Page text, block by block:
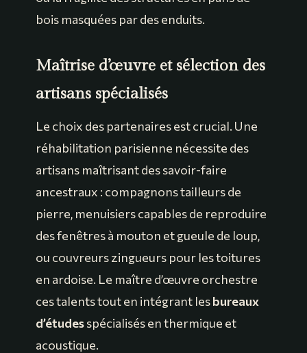
bois masquées par des enduits.
Maîtrise d’œuvre et sélection des
artisans spécialisés
Le choix des partenaires est crucial. Une
réhabilitation parisienne nécessite des
artisans maîtrisant des savoir-faire
ancestraux : compagnons tailleurs de
pierre, menuisiers capables de reproduire
des fenêtres à mouton et gueule de loup,
ou couvreurs zingueurs pour les toitures
en ardoise. Le maître d’œuvre orchestre
ces talents tout en intégrant lesbureaux
d’étudesspécialisés en thermique et
acoustique.